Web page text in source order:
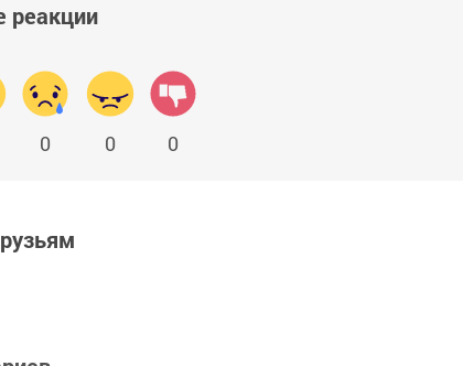
реакции
0 0 0